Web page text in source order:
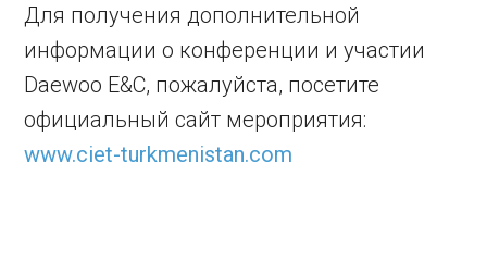
Для получения дополнительной
информации о конференции и участии
Daewoo E&C, пожалуйста, посетите
официальный сайт мероприятия:
www.ciet-turkmenistan.com